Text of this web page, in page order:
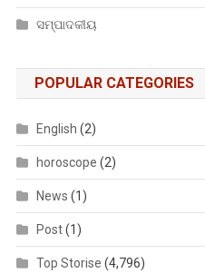
ସମ୍ପାଦକୀୟ
POPULAR CATEGORIES
English (2)
horoscope (2)
News (1)
Post(1)
Top Storise (4,796)